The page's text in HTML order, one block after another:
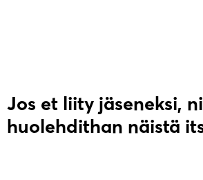
Jos et liity jäseneksi,
huolehdithan näistä